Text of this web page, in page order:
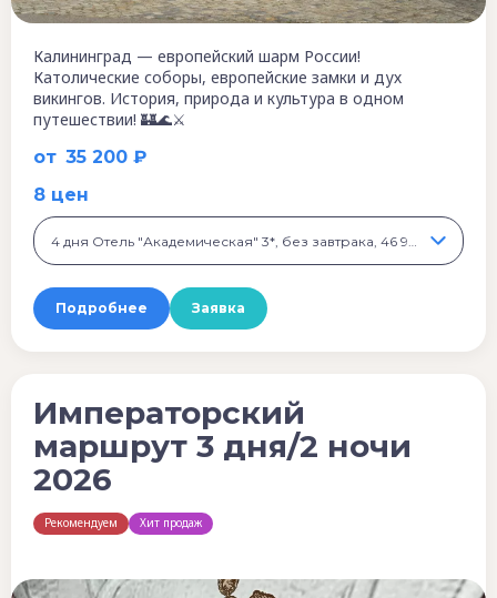
от 35 200 ₽
Калининград — европейский шарм России!
Католические соборы, европейские замки и дух
викингов. История, природа и культура в одном
путешествии! 🏰🌊⚔️
8 цен
Подробнее Заявка
Императорский
маршрут 3 дня/2 ночи
2026
Рекомендуем Хит продаж